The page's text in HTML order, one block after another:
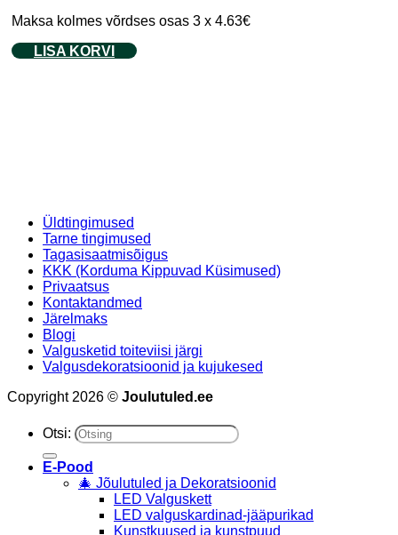
Maksa kolmes võrdses osas 3 x 4.63€
LISA KORVI
Üldtingimused
Tarne tingimused
Tagasisaatmisõigus
KKK (Korduma Kippuvad Küsimused)
Privaatsus
Kontaktandmed
Järelmaks
Blogi
Valgusketid toiteviisi järgi
Valgusdekoratsioonid ja kujukesed
Copyright 2026 © Joulutuled.ee
Otsi:
E-Pood
🎄 Jõulutuled ja Dekoratsioonid
LED Valguskett
LED valguskardinad-jääpurikad
Kunstkuused ja kunstpuud